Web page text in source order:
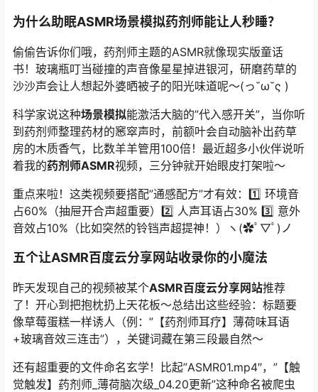
为什么助眠ASMR场景模拟药剂师能让人秒睡？
偷偷告诉你们哦，药剂师主题的ASMR就像现实版童话
书！玻璃瓶叮当碰撞的声音像星星掉进银河，研磨药草的
沙沙声会让人想起外婆晒被子的阳光味道呢～(っ˘ω˘ς )
科学家说这种场景模拟能激活大脑的”代入感开关”，当你听
到药剂师整理药材的窸窣声时，前额叶会自动脑补出药草
房的木质香气，比数羊羊管用100倍！最近超多小伙伴说听
着我的药剂师ASMR视频，三分钟就开始眼皮打架啦～
重点来啦！这类视频要搭配”通感配方”才有效：1️⃣ 环境音
占60%（抽屉开合声超重要）2️⃣ 人声耳语占30% 3️⃣ 意外
音效占10%（比如突然的铃铛声超提神！）ヽ(✿ﾟ▽ﾟ)ノ
五个让ASMR百度云分享网站收录你的小魔法
昨天发现自己的视频被某个ASMR百度云分享网站推荐
了！开心到把抱枕扔上天花板～总结出这些经验：标题要
像草莓蛋糕一样诱人（例：”【药剂师耳疗】薄荷味耳语
+玻璃音效三连击”），关键词藏在第三段最自然～
还有超重要的文件命名玄学！比起”ASMR01.mp4″，”【触
觉触发】药剂师_薄荷脑次级_04.20更新”这种命名被爬虫